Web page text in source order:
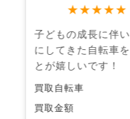
★★★★★
子どもの成長に伴
にしてきた自転車
とが嬉しいです！
買取自転車
買取金額